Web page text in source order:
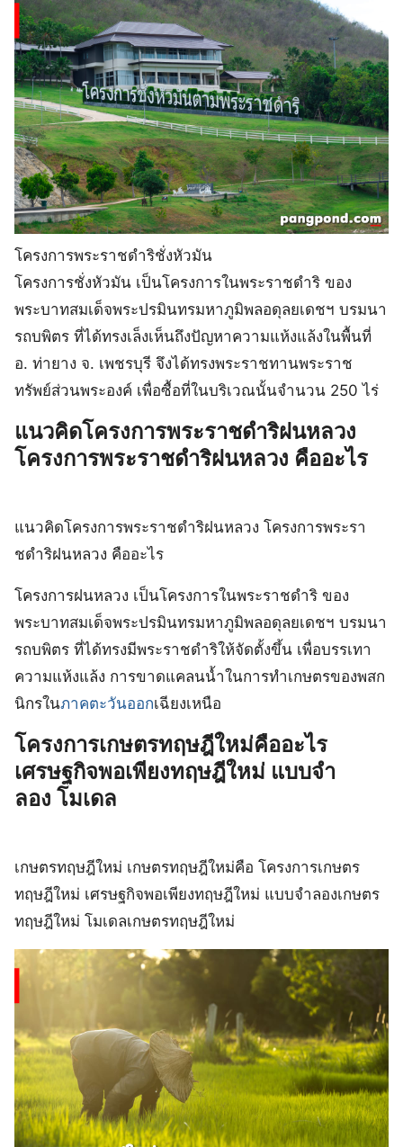
โครงการพระราชดําริชั่งหัวมัน
โครงการชั่งหัวมัน เป็นโครงการในพระราชดำริ ของ
พระบาทสมเด็จพระปรมินทรมหาภูมิพลอดุลยเดชฯ บรมนา
รถบพิตร ที่ได้ทรงเล็งเห็นถึงปัญหาความแห้งแล้งในพื้นที่
อ. ท่ายาง จ. เพชรบุรี จึงได้ทรงพระราชทานพระราช
ทรัพย์ส่วนพระองค์ เพื่อซื้อที่ในบริเวณนั้นจำนวน 250 ไร่
แนวคิดโครงการพระราชดําริฝนหลวง
โครงการพระราชดําริฝนหลวง คืออะไร
แนวคิดโครงการพระราชดําริฝนหลวง โครงการพระรา
ชดําริฝนหลวง คืออะไร
โครงการฝนหลวง เป็นโครงการในพระราชดำริ ของ
พระบาทสมเด็จพระปรมินทรมหาภูมิพลอดุลยเดชฯ บรมนา
รถบพิตร ที่ได้ทรงมีพระราชดำริให้จัดตั้งขึ้น เพื่อบรรเทา
ความแห้งแล้ง การขาดแคลนน้ำในการทำเกษตรของพสก
นิกรในภาคตะวันออกเฉียงเหนือ
โครงการเกษตรทฤษฎีใหม่คืออะไร
เศรษฐกิจพอเพียงทฤษฎีใหม่ แบบจํา
ลอง โมเดล
เกษตรทฤษฎีใหม่ เกษตรทฤษฎีใหม่คือ โครงการเกษตร
ทฤษฎีใหม่ เศรษฐกิจพอเพียงทฤษฎีใหม่ แบบจําลองเกษตร
ทฤษฎีใหม่ โมเดลเกษตรทฤษฎีใหม่